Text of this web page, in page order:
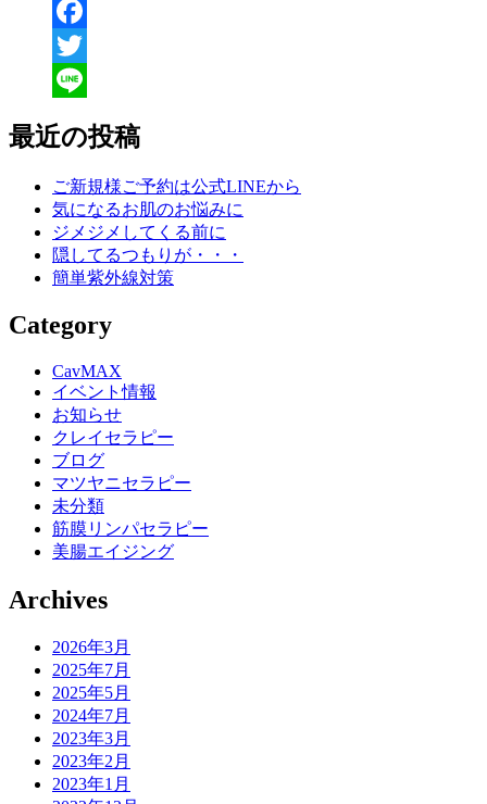
Facebook
Twitter
最近の投稿
ご新規様ご予約は公式LINEから
気になるお肌のお悩みに
ジメジメしてくる前に
隠してるつもりが・・・
簡単紫外線対策
Category
CavMAX
イベント情報
お知らせ
クレイセラピー
ブログ
マツヤニセラピー
未分類
筋膜リンパセラピー
美腸エイジング
Archives
2026年3月
2025年7月
2025年5月
2024年7月
2023年3月
2023年2月
2023年1月